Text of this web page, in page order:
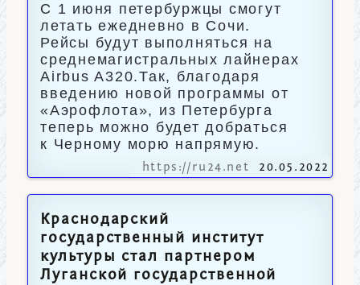
С 1 июня петербуржцы смогут
летать ежедневно в Сочи.
Рейсы будут выполняться на
среднемагистральных лайнерах
Airbus A320.Так, благодаря
введению новой программы от
«Аэрофлота», из Петербурга
теперь можно будет добраться
к Черному морю напрямую.
https://ru24.net 20.05.2022
Краснодарский
государственный институт
культуры стал партнером
Луганской государственной